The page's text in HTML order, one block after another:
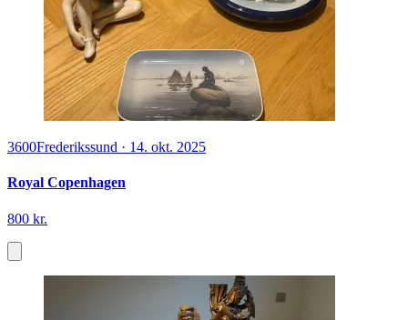
3600Frederikssund · 14. okt. 2025
Royal Copenhagen
800 kr.